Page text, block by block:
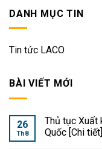
DANH MỤC TIN
Tin tức LACO
BÀI VIẾT MỚI
26
Th8
Thủ tục Xuất
Quốc [Chi tiết]